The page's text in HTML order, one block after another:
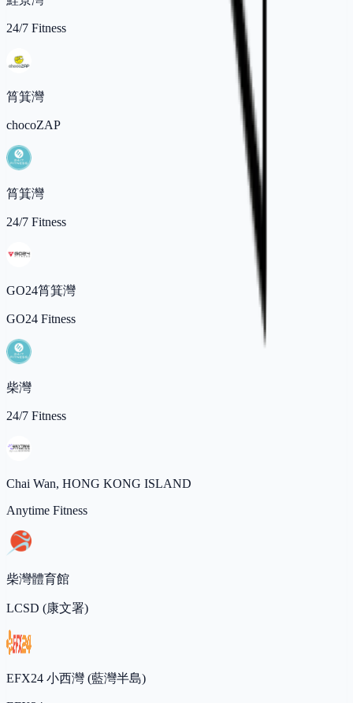
24/7 Fitness
筲箕灣
chocoZAP
筲箕灣
24/7 Fitness
GO24筲箕灣
GO24 Fitness
柴灣
24/7 Fitness
Chai Wan, HONG KONG ISLAND
Anytime Fitness
柴灣體育館
LCSD (康文署)
EFX24 小西灣 (藍灣半島)